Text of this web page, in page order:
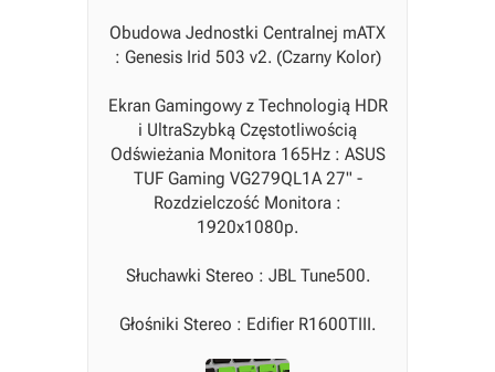
Obudowa Jednostki Centralnej mATX
: Genesis Irid 503 v2. (Czarny Kolor)
Ekran Gamingowy z Technologią HDR
i UltraSzybką Częstotliwością
Odświeżania Monitora 165Hz : ASUS
TUF Gaming VG279QL1A 27" -
Rozdzielczość Monitora :
1920x1080p.
Słuchawki Stereo : JBL Tune500.
Głośniki Stereo : Edifier R1600TIII.